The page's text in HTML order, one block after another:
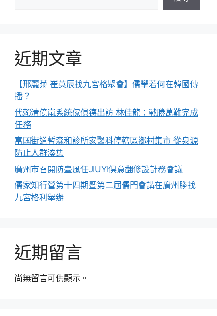
近期文章
【邢麗菊 崔英辰找九宮格聚會】儒學若何在韓國傳
播？
代賴清億嵐系統傢俱德出訪 林佳龍：戰勝萬難完成
任務
富國街道暫森和診所家醫科停轄區鄉村集市 從泉源
防止人群湊集
廣州市召開防臺風任JIUYI俱意翻修設計務會議
儒家知行營第十四期暨第二屆儒門會講在廣州勝找
九宮格利舉辦
近期留言
尚無留言可供顯示。